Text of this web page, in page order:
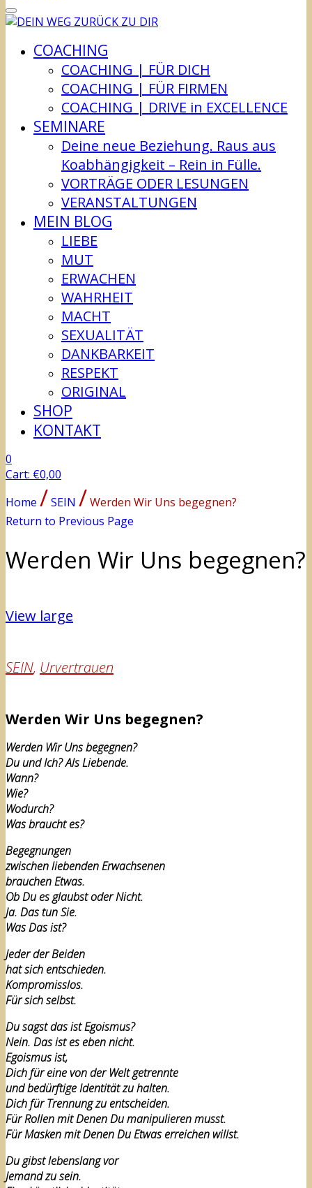
COACHING
COACHING | FÜR DICH
COACHING | FÜR FIRMEN
COACHING | DRIVE in EXCELLENCE
SEMINARE
Deine neue Beziehung. Raus aus
Koabhängigkeit – Rein in Fülle.
VORTRÄGE ODER LESUNGEN
VERANSTALTUNGEN
MEIN BLOG
LIEBE
MUT
ERWACHEN
WAHRHEIT
MACHT
SEXUALITÄT
DANKBARKEIT
RESPEKT
ORIGINAL
SHOP
KONTAKT
0
Cart: €0,00
Home /SEIN /Werden Wir Uns begegnen?
Return to Previous Page
Werden Wir Uns begegnen?
View large
SEIN, Urvertrauen
Werden Wir Uns begegnen?
Werden Wir Uns begegnen?
Du und Ich? Als Liebende.
Wann?
Wie?
Wodurch?
Was braucht es?
Begegnungen
zwischen liebenden Erwachsenen
brauchen Etwas.
Ob Du es glaubst oder Nicht.
Ja. Das tun Sie.
Was Das ist?
Jeder der Beiden
hat sich entschieden.
Kompromisslos.
Für sich selbst.
Du sagst das ist Egoismus?
Nein. Das ist es eben nicht.
Egoismus ist,
Dich für eine von der Welt getrennte
und bedürftige Identität zu halten.
Dich für Trennung zu entscheiden.
Für Rollen mit Denen Du manipulieren musst.
Für Masken mit Denen Du Etwas erreichen willst.
Du gibst lebenslang vor
Jemand zu sein.